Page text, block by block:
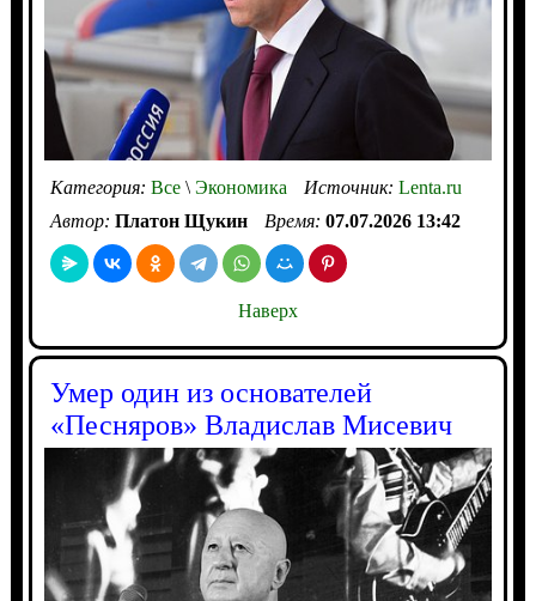
Категория: Все\Экономика Источник: Lenta.ru
Автор: Платон Щукин Время: 07.07.2026 13:42
Наверх
Умер один из основателей
«Песняров» Владислав Мисевич